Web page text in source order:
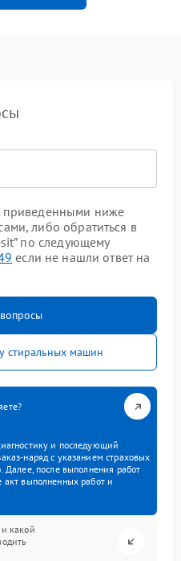
приведенными ниже
либо обратиться в
по следующему
если не нашли ответ на
стиральных машин
и последующий
наряд с указанием страховых
Далее, после выполнения работ
акт выполненных работ и
какой